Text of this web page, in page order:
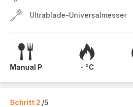
Ultrablade-Universalmesser
Manual P - °C
Schritt 2 /5